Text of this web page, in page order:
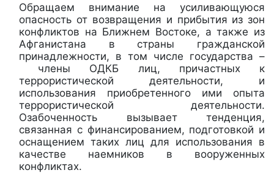
Обращаем внимание на усиливающуюся
опасность от возвращения и прибытия из зон
конфликтов на Ближнем Востоке, а также из
Афганистана в страны гражданской
принадлежности, в том числе государства –
члены ОДКБ лиц, причастных к
террористической деятельности, и
использования приобретенного ими опыта
террористической деятельности.
Озабоченность вызывает тенденция,
связанная с финансированием, подготовкой и
оснащением таких лиц для использования в
качестве наемников в вооруженных
конфликтах.